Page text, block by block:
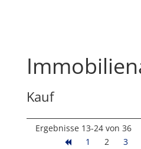
Kauf
Ergebnisse 13-24 von 36
1
2 3